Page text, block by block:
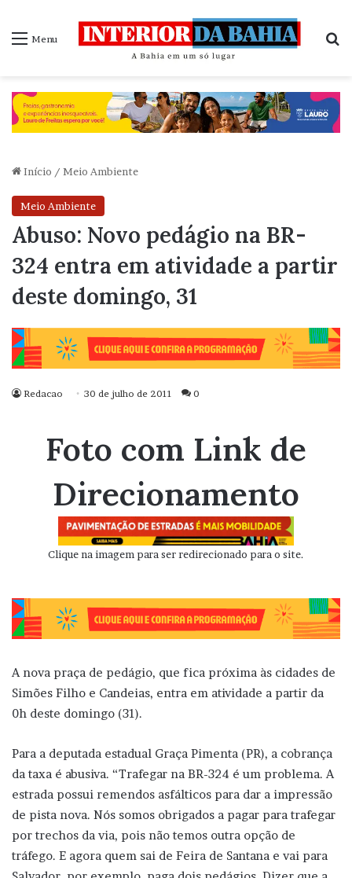
Menu
Início / Meio Ambiente
Meio Ambiente
Abuso: Novo pedágio na BR-
324 entra em atividade a partir
deste domingo, 31
Redacao 30 de julho de 2011 0
Foto com Link de
Direcionamento
Clique na imagem para ser redirecionado para o site.
A nova praça de pedágio, que fica próxima às cidades de
Simões Filho e Candeias, entra em atividade a partir da
0h deste domingo (31).
Para a deputada estadual Graça Pimenta (PR), a cobrança
da taxa é abusiva. “Trafegar na BR-324 é um problema. A
estrada possui remendos asfálticos para dar a impressão
de pista nova. Nós somos obrigados a pagar para trafegar
por trechos da via, pois não temos outra opção de
tráfego. E agora quem sai de Feira de Santana e vai para